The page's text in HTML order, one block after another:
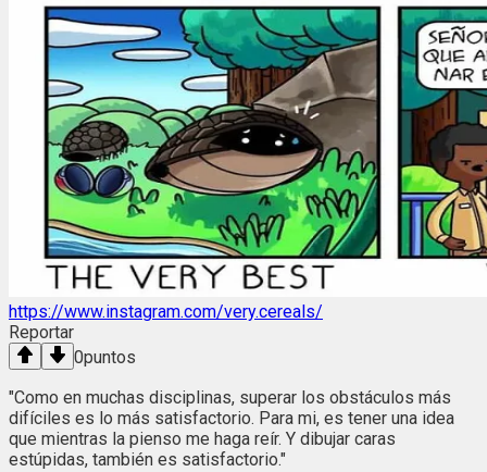
https://www.instagram.com/very.cereals/
Reportar
0puntos
"Como en muchas disciplinas, superar los obstáculos más
difíciles es lo más satisfactorio. Para mi, es tener una idea
que mientras la pienso me haga reír. Y dibujar caras
estúpidas, también es satisfactorio."